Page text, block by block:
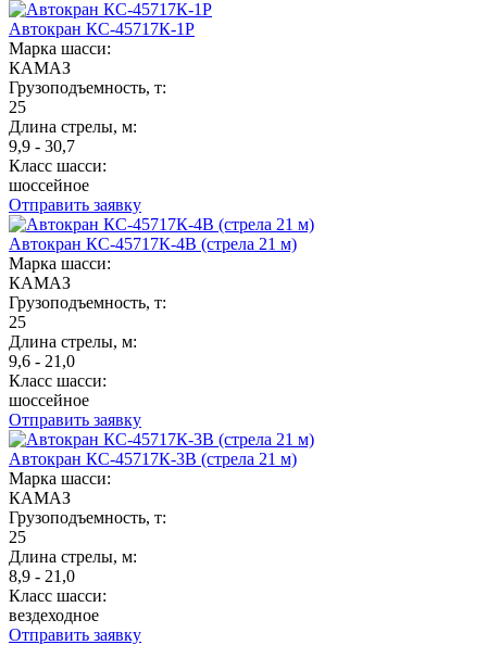
Автокран КС-45717К-1Р
Марка шасси:
КАМАЗ
Грузоподъемность, т:
25
Длина стрелы, м:
9,9 - 30,7
Класс шасси:
шоссейное
Отправить заявку
Автокран КС-45717К-4В (стрела 21 м)
Марка шасси:
КАМАЗ
Грузоподъемность, т:
25
Длина стрелы, м:
9,6 - 21,0
Класс шасси:
шоссейное
Отправить заявку
Автокран КС-45717К-3В (стрела 21 м)
Марка шасси:
КАМАЗ
Грузоподъемность, т:
25
Длина стрелы, м:
8,9 - 21,0
Класс шасси:
вездеходное
Отправить заявку